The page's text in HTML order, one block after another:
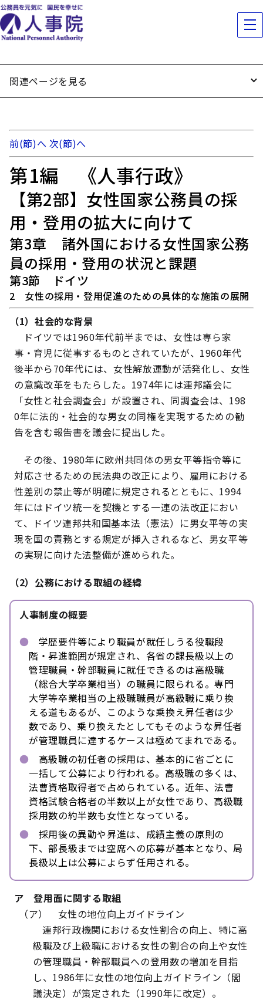
関連ページを見る
前(節)へ 次(節)へ
第1編 《人事行政》
【第2部】女性国家公務員の採
用・登用の拡大に向けて
第3章 諸外国における女性国家公務
員の採用・登用の状況と課題
第3節 ドイツ
2 女性の採用・登用促進のための具体的な施策の展開
（1）社会的な背景
ドイツでは1960年代前半までは、女性は専ら家
事・育児に従事するものとされていたが、1960年代
後半から70年代には、女性解放運動が活発化し、女性
の意識改革をもたらした。1974年には連邦議会に
「女性と社会調査会」が設置され、同調査会は、198
0年に法的・社会的な男女の同権を実現するための勧
告を含む報告書を議会に提出した。
その後、1980年に欧州共同体の男女平等指令等に
対応させるための民法典の改正により、雇用における
性差別の禁止等が明確に規定されるとともに、1994
年にはドイツ統一を契機とする一連の法改正におい
て、ドイツ連邦共和国基本法（憲法）に男女平等の実
現を国の責務とする規定が挿入されるなど、男女平等
の実現に向けた法整備が進められた。
（2）公務における取組の経緯
人事制度の概要
●
学歴要件等により職員が就任しうる役職段
階・昇進範囲が規定され、各省の課長級以上の
管理職員・幹部職員に就任できるのは高級職
（総合大学卒業相当）の職員に限られる。専門
大学等卒業相当の上級職職員が高級職に乗り換
える道もあるが、このような乗換え昇任者は少
数であり、乗り換えたとしてもそのような昇任者
が管理職員に達するケースは極めてまれである。
●
高級職の初任者の採用は、基本的に省ごとに
一括して公募により行われる。高級職の多くは、
法曹資格取得者で占められている。近年、法曹
資格試験合格者の半数以上が女性であり、高級職
採用数の約半数も女性となっている。
●
採用後の異動や昇進は、成績主義の原則の
下、部長級までは空席への応募が基本となり、局
長級以上は公募によらず任用される。
ア 登用面に関する取組
（ア） 女性の地位向上ガイドライン
連邦行政機関における女性割合の向上、特に高
級職及び上級職における女性の割合の向上や女性
の管理職員・幹部職員への登用数の増加を目指
し、1986年に女性の地位向上ガイドライン（閣
議決定）が策定された（1990年に改定）。